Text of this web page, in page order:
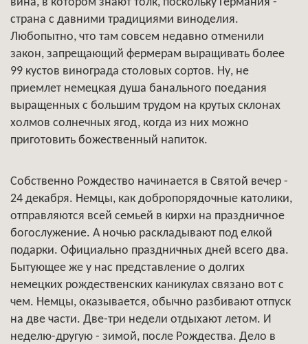
страна с давними традициями виноделия.
Любопытно, что там совсем недавно отменили
закон, запрещающий фермерам выращивать более
99 кустов винограда столовых сортов. Ну, не
приемлет немецкая душа банального поедания
выращенных с большим трудом на крутых склонах
холмов солнечных ягод, когда из них можно
приготовить божественный напиток.
Собственно Рождество начинается в Святой вечер -
24 декабря. Немцы, как добропорядочные католики,
отправляются всей семьей в кирхи на праздничное
богослужение. А ночью раскладывают под елкой
подарки. Официально праздничных дней всего два.
Бытующее же у нас представление о долгих
немецких рождественских каникулах связано вот с
чем. Немцы, оказывается, обычно разбивают отпуск
на две части. Две-три недели отдыхают летом. И
неделю-другую - зимой, после Рождества. Дело в